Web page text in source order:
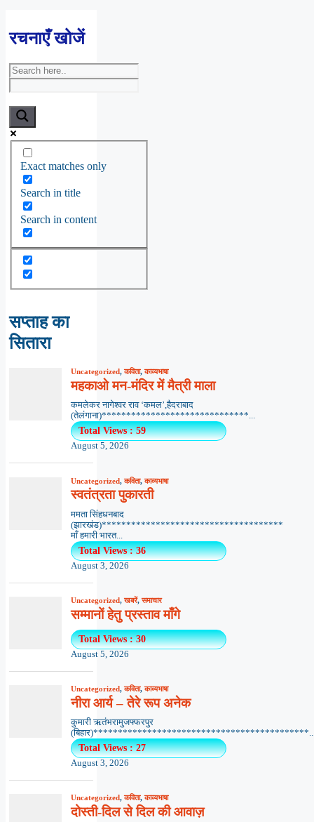
रचनाएँ खोजें
Exact matches only
Search in title
Search in content
सप्ताह का
सितारा
Uncategorized,कविता,काव्यभाषा
महकाओ मन-मंदिर में मैत्री माला
कमलेकर नागेश्वर राव ‘कमल’,हैदराबाद
(तेलंगाना)******************************...
Total Views : 59
August 5, 2026
Uncategorized,कविता,काव्यभाषा
स्वतंत्रता पुकारती
ममता सिंहधनबाद
(झारखंड)*************************************
माँ हमारी भारत...
Total Views : 36
August 3, 2026
Uncategorized,खबरें,समाचार
सम्मानों हेतु प्रस्ताव माँगे
Total Views : 30
August 5, 2026
Uncategorized,कविता,काव्यभाषा
नीरा आर्य – तेरे रूप अनेक
कुमारी ऋतंभरामुजफ्फरपुर
Total Views : 27
August 3, 2026
Uncategorized,कविता,काव्यभाषा
दोस्ती-दिल से दिल की आवाज़